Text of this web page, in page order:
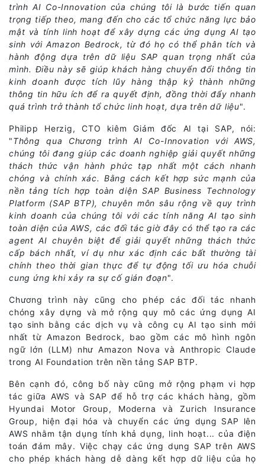
trình AI Co-Innovation của chúng tôi là bước tiến quan
trọng tiếp theo, mang đến cho các tổ chức năng lực bảo
mật và tính linh hoạt để xây dựng các ứng dụng AI tạo
sinh với Amazon Bedrock, từ đó họ có thể phân tích và
hành động dựa trên dữ liệu SAP quan trọng nhất của
mình. Điều này sẽ giúp khách hàng chuyển đổi thông tin
kinh doanh được tích lũy hàng thập kỷ thành những
thông tin hữu ích để ra quyết định, đồng thời đẩy nhanh
quá trình trở thành tổ chức linh hoạt, dựa trên dữ liệu".
Philipp Herzig, CTO kiêm Giám đốc AI tại SAP, nói:
"Thông qua Chương trình AI Co-Innovation với AWS,
chúng tôi đang giúp các doanh nghiệp giải quyết những
thách thức vận hành phức tạp nhất một cách nhanh
chóng và chính xác. Bằng cách kết hợp sức mạnh của
nền tảng tích hợp toàn diện SAP Business Technology
Platform (SAP BTP), chuyên môn sâu rộng về quy trình
kinh doanh của chúng tôi với các tính năng AI tạo sinh
toàn diện của AWS, các đối tác giờ đây có thể tạo ra các
agent AI chuyên biệt để giải quyết những thách thức
cấp bách nhất, ví dụ như xác định các bất thường tài
chính theo thời gian thực để tự động tối ưu hóa chuỗi
cung ứng khi xảy ra sự cố gián đoạn".
Chương trình này cũng cho phép các đối tác nhanh
chóng xây dựng và mở rộng quy mô các ứng dụng AI
tạo sinh bằng các dịch vụ và công cụ AI tạo sinh mới
nhất từ Amazon Bedrock, bao gồm các mô hình ngôn
ngữ lớn (LLM) như Amazon Nova và Anthropic Claude
trong AI Foundation trên nền tảng SAP BTP.
Bên cạnh đó, công bố này cũng mở rộng phạm vi hợp
tác giữa AWS và SAP để hỗ trợ các khách hàng, gồm
Hyundai Motor Group, Moderna và Zurich Insurance
Group, hiện đại hóa và chuyển các ứng dụng SAP lên
AWS nhằm tận dụng tính khả dụng, linh hoạt... của điện
toán đám mây. Việc chạy các ứng dụng SAP trên AWS
cho phép khách hàng dễ dàng kết hợp dữ liệu của họ